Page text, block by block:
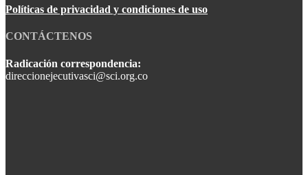
Políticas de privacidad y condiciones de uso
CONTÁCTENOS
Radicación correspondencia:
direccionejecutivasci@sci.org.co